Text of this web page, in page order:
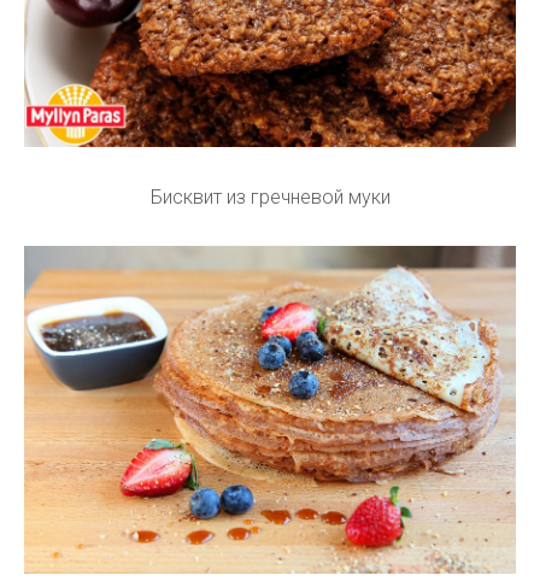
Бисквит из гречневой муки